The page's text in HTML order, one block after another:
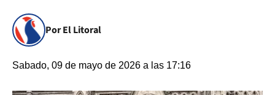
Por El Litoral
Sabado, 09 de mayo de 2026 a las 17:16